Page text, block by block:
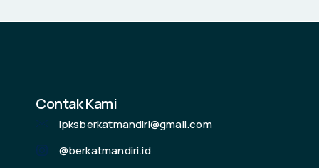
Contak Kami
lpksberkatmandiri@gmail.com
@berkatmandiri.id